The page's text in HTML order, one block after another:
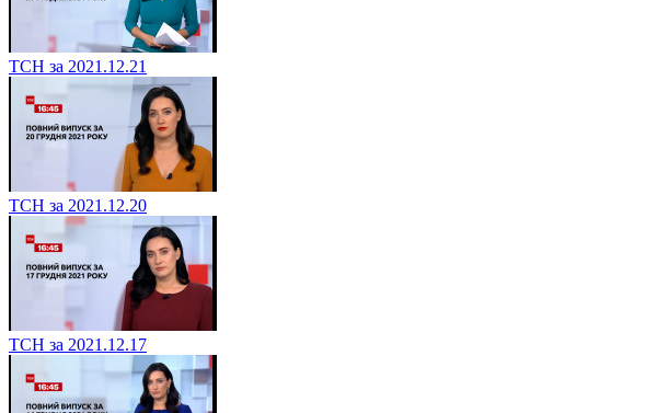
ТСН за 2021.12.21
ТСН за 2021.12.20
ТСН за 2021.12.17